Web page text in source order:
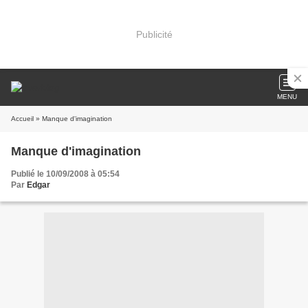
Publicité
MENU
Accueil » Manque d'imagination
Manque d'imagination
Publié le 10/09/2008 à 05:54
Par Edgar